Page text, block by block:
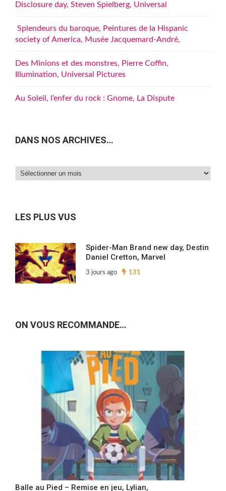
Disclosure day, Steven Spielberg, Universal
Splendeurs du baroque, Peintures de la Hispanic
society of America, Musée Jacquemard-André,
Des Minions et des monstres, Pierre Coffin,
Illumination, Universal Pictures
Au Soleil, l’enfer du rock : Gnome, La Dispute
DANS NOS ARCHIVES…
Dans
LES PLUS VUS
Spider-Man Brand new day, Destin
Daniel Cretton, Marvel
3 jours ago 131
ON VOUS RECOMMANDE…
Balle au Pied – Remise en jeu, Lylian,